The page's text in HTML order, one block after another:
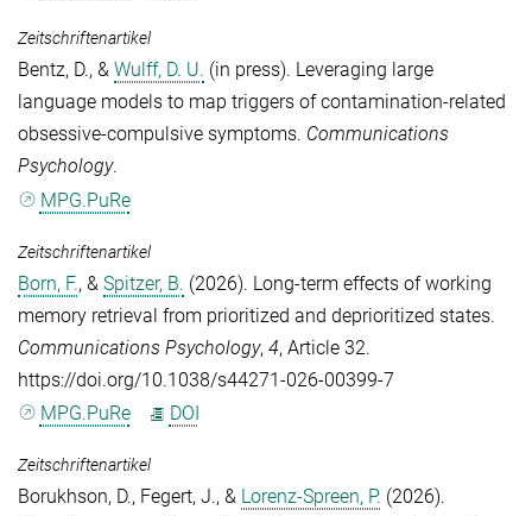
Zeitschriftenartikel
Bentz, D., & Wulff, D. U. (in press). Leveraging large
language models to map triggers of contamination-related
obsessive-compulsive symptoms. Communications
Psychology.
MPG.PuRe
Zeitschriftenartikel
Born, F., & Spitzer, B. (2026). Long-term effects of working
memory retrieval from prioritized and deprioritized states.
Communications Psychology, 4, Article 32.
https://doi.org/10.1038/s44271-026-00399-7
MPG.PuRe
DOI
Zeitschriftenartikel
Borukhson, D., Fegert, J., & Lorenz-Spreen, P. (2026).